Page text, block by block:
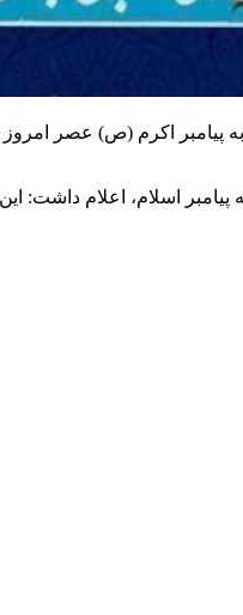
پیامبر اکرم (ص) عصر امروز
اسلام، اعلام